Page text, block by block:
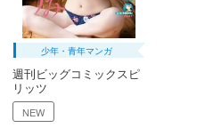
少年・青年マンガ
週刊ビッグコミックスピ
リッツ
NEW